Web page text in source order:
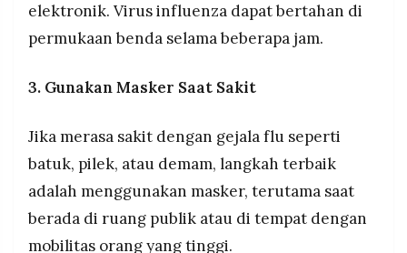
elektronik. Virus influenza dapat bertahan di
permukaan benda selama beberapa jam.
3. Gunakan Masker Saat Sakit
Jika merasa sakit dengan gejala flu seperti
batuk, pilek, atau demam, langkah terbaik
adalah menggunakan masker, terutama saat
berada di ruang publik atau di tempat dengan
mobilitas orang yang tinggi.